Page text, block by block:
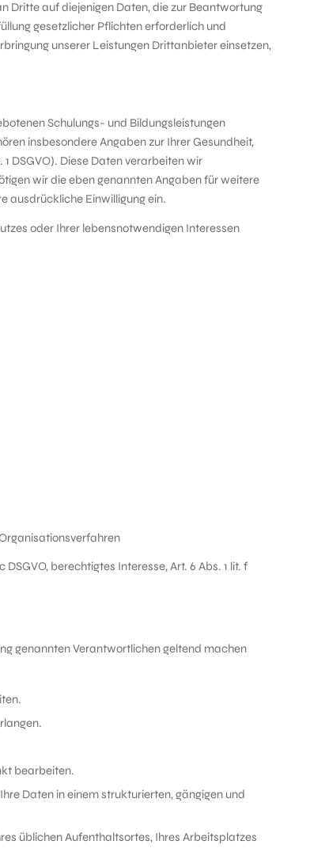
Dritte auf diejenigen Daten, die zur Beantwortung
gesetzlicher Pflichten erforderlich und
unserer Leistungen Drittanbieter einsetzen,
Schulungs- und Bildungsleistungen
insbesondere Angaben zur Ihrer Gesundheit,
DSGVO). Diese Daten verarbeiten wir
wir die eben genannten Angaben für weitere
ausdrückliche Einwilligung ein.
oder Ihrer lebensnotwendigen Interessen
berechtigtes Interesse, Art. 6 Abs. 1 lit. f
genannten Verantwortlichen geltend machen
bearbeiten.
Daten in einem strukturierten, gängigen und
üblichen Aufenthaltsortes, Ihres Arbeitsplatzes